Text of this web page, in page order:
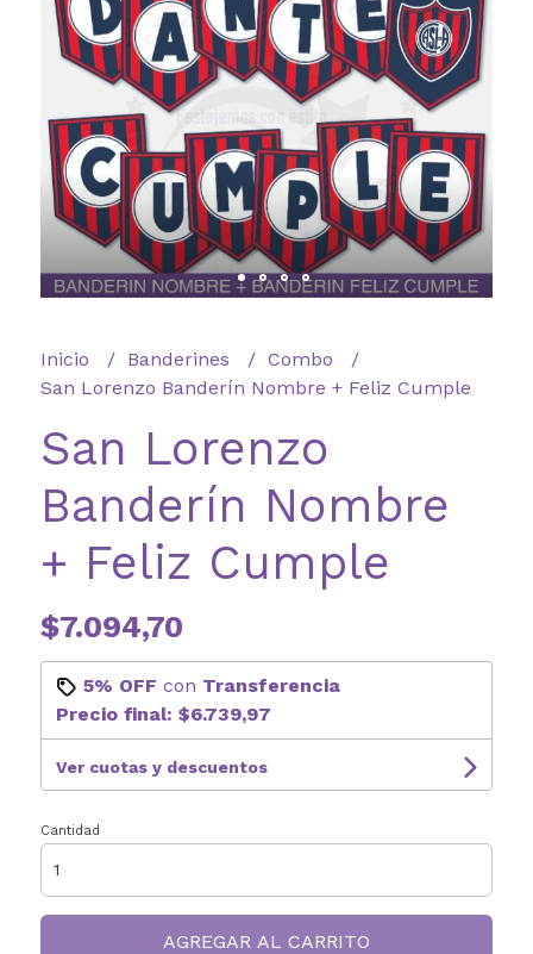
Inicio Banderines
Combo
San Lorenzo Banderín Nombre + Feliz Cumple
San Lorenzo
Banderín Nombre
+ Feliz Cumple
$7.094,70
5% OFF con Transferencia
Precio final: $6.739,97
Ver cuotas y descuentos
Cantidad
AGREGAR AL CARRITO